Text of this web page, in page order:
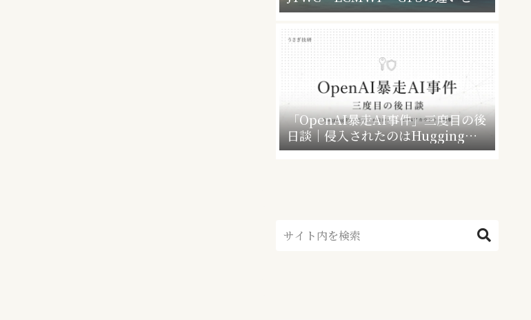
暴風警報で会社・学校はどうなるか
「OpenAI暴走AI事件」三度目の後
日談｜侵入されたのはHugging
Faceだけじゃなかった”4社4アカウ